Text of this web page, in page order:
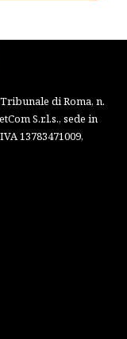
di Roma, n.
S.r.l.s., sede in
13783471009,